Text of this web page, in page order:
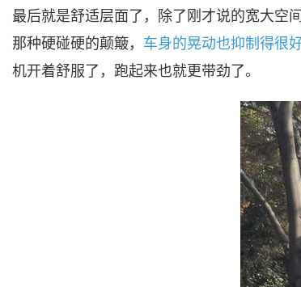
最后就是舒适层面了，除了刚才说的宽大空
那种硬碰硬的颠簸， 车身的晃动也抑制得很好
机开着舒服了，跑起来也就更带劲了。